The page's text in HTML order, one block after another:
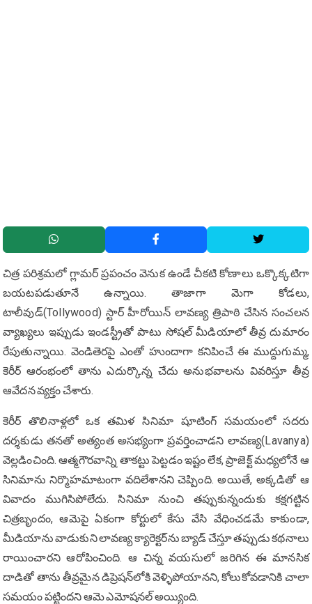
చిత్ర పరిశ్రమలో గ్లామర్ ప్రపంచం వెనుక ఉండే చీకటి కోణాలు ఒక్కొక్కటిగా
బయటపడుతూనే ఉన్నాయి. తాజాగా మెగా కోడలు,
టాలీవుడ్(Tollywood) స్టార్ హీరోయిన్ లావణ్య త్రిపాఠి చేసిన సంచలన
వ్యాఖ్యలు ఇప్పుడు ఇండస్ట్రీతో పాటు సోషల్ మీడియాలో తీవ్ర దుమారం
రేపుతున్నాయి. వెండితెరపై ఎంతో హుందాగా కనిపించే ఈ ముద్దుగుమ్మ,
కెరీర్ ఆరంభంలో తాను ఎదుర్కొన్న చేదు అనుభ‌వాల‌ను వివరిస్తూ తీవ్ర
ఆవేదన వ్యక్తం చేశారు.
కెరీర్ తొలినాళ్లలో ఒక తమిళ సినిమా షూటింగ్ సమయంలో సదరు
దర్శకుడు తనతో అత్యంత అసభ్యంగా ప్రవర్తించాడని లావణ్య(Lavanya)
వెల్లడించింది. ఆత్మగౌరవాన్ని తాకట్టు పెట్టడం ఇష్టం లేక, ప్రాజెక్ట్ మధ్యలోనే ఆ
సినిమాను నిర్మొహమాటంగా వదిలేశానని చెప్పింది. అయితే, అక్కడితో ఆ
వివాదం ముగిసిపోలేదు. సినిమా నుంచి తప్పుకున్నందుకు కక్షగట్టిన
చిత్రబృందం, ఆమెపై ఏకంగా కోర్టులో కేసు వేసి వేధించడమే కాకుండా,
మీడియాను వాడుకుని లావణ్య క్యారెక్టర్‌ను బ్యాడ్ చేస్తూ తప్పుడు కథనాలు
రాయించారని ఆరోపించింది. ఆ చిన్న వయసులో జరిగిన ఈ మానసిక
దాడితో తాను తీవ్రమైన డిప్రెషన్‌లోకి వెళ్ళిపోయానని, కోలుకోవడానికి చాలా
సమయం పట్టిందని ఆమె ఎమోషనల్ అయ్యింది.